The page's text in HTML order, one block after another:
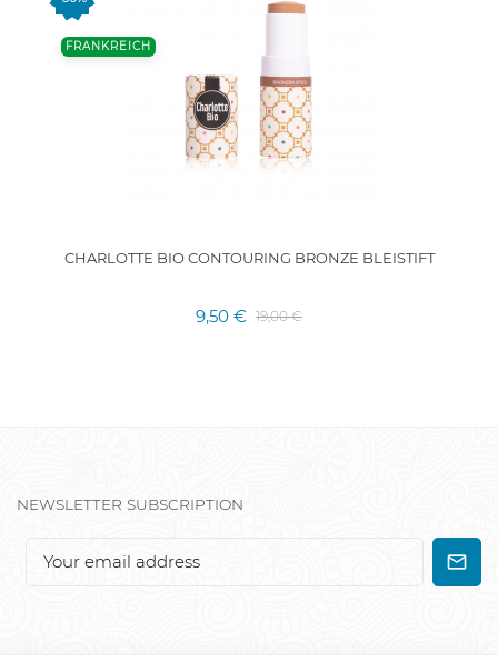
FRANKREICH
CHARLOTTE BIO CONTOURING BRONZE BLEISTIFT
9,50 € 19,00 €
NEWSLETTER SUBSCRIPTION